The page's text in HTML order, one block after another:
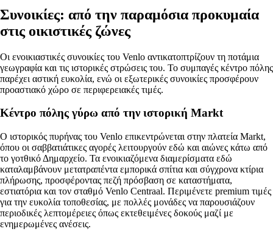
Συνοικίες: από την παραμόσια προκυμαία
στις οικιστικές ζώνες
Οι ενοικιαστικές συνοικίες του Venlo αντικατοπτρίζουν τη ποτάμια
γεωγραφία και τις ιστορικές στρώσεις του. Το συμπαγές κέντρο πόλης
παρέχει αστική ευκολία, ενώ οι εξωτερικές συνοικίες προσφέρουν
προαστιακό χώρο σε περιφερειακές τιμές.
Κέντρο πόλης γύρω από την ιστορική Markt
Ο ιστορικός πυρήνας του Venlo επικεντρώνεται στην πλατεία Markt,
όπου οι σαββατιάτικες αγορές λειτουργούν εδώ και αιώνες κάτω από
το γοτθικό Δημαρχείο. Τα ενοικιαζόμενα διαμερίσματα εδώ
καταλαμβάνουν μετατραπέντα εμπορικά σπίτια και σύγχρονα κτίρια
πλήρωσης, προσφέροντας πεζή πρόσβαση σε καταστήματα,
εστιατόρια και τον σταθμό Venlo Centraal. Περιμένετε premium τιμές
για την ευκολία τοποθεσίας, με πολλές μονάδες να παρουσιάζουν
περιοδικές λεπτομέρειες όπως εκτεθειμένες δοκούς μαζί με
ενημερωμένες ανέσεις.